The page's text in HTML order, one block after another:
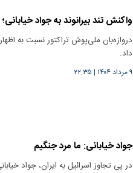
واکنش تند بیرانوند به جواد
دروازه‌بان ملی‌پوش تراکتور نسبت به
داد.
۹ مرداد ۱۴۰۴ | ۲۲:۳۵
جواد خیابانی: ما مرد جنگیم
در پی تجاوز اسرائیل به ایران، جواد